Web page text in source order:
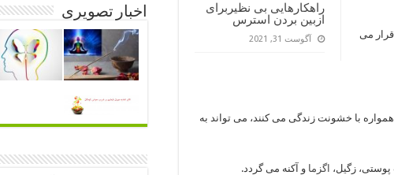
راهکارهایی بی نظیربرای
ازبین بردن استرس
آگوست 31, 2021
می
با خشونت زندگی می کنند، می تواند به
پوستی، زگیل، اگزما و آکنه می گردد.
اخبار تصویری